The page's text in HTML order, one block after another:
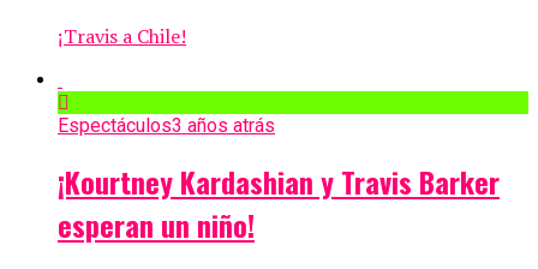
¡Travis a Chile!
Espectáculos3 años atrás
¡Kourtney Kardashian y Travis Barker
esperan un niño!